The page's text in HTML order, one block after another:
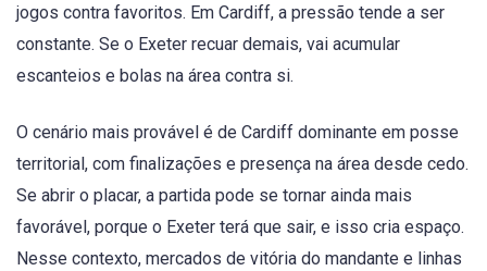
jogos contra favoritos. Em Cardiff, a pressão tende a ser
constante. Se o Exeter recuar demais, vai acumular
escanteios e bolas na área contra si.
O cenário mais provável é de Cardiff dominante em posse
territorial, com finalizações e presença na área desde cedo.
Se abrir o placar, a partida pode se tornar ainda mais
favorável, porque o Exeter terá que sair, e isso cria espaço.
Nesse contexto, mercados de vitória do mandante e linhas